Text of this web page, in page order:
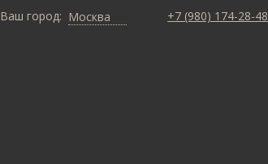
Ваш город: Москва +7 (980) 174-28-48